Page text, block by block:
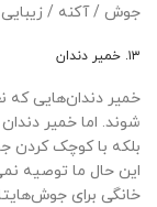
جوش / آکنه / زیبایی
۱۳. خمیر دندان
خمیر دندان‌هایی که
شوند. اما خمیر
بلکه با کوچک کردن
این حال ما توصیه
خانگی برای